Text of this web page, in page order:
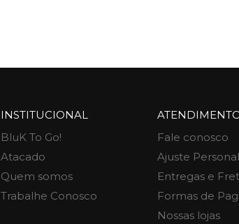
INSTITUCIONAL
BluK To Go!
Atacado
Quem somos
Trabalhe Conosco
Fale conosco
Ajuste
Entregas e
Formas de
Nossas lojas